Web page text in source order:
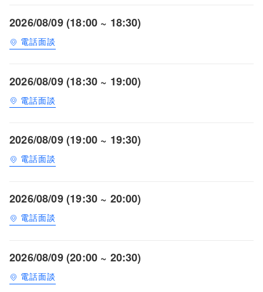
2026/08/09 (18:00 ~ 18:30)
電話面談
2026/08/09 (18:30 ~ 19:00)
電話面談
2026/08/09 (19:00 ~ 19:30)
電話面談
2026/08/09 (19:30 ~ 20:00)
電話面談
2026/08/09 (20:00 ~ 20:30)
電話面談